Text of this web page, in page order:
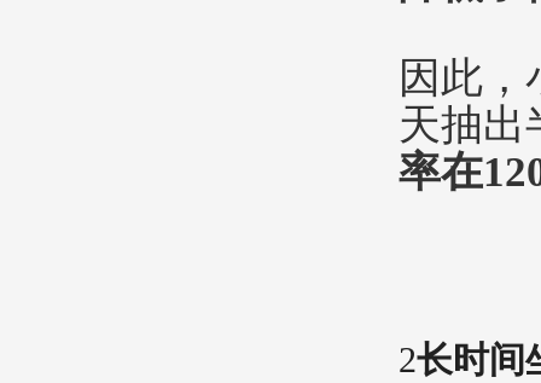
因此
天抽出
率在
2长时间